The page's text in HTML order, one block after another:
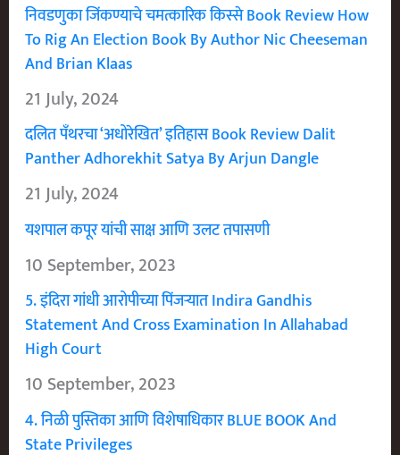
निवडणुका जिंकण्याचे चमत्कारिक किस्से Book Review How
To Rig An Election Book By Author Nic Cheeseman
And Brian Klaas
21 July, 2024
दलित पँथरचा ‘अधोरेखित’ इतिहास Book Review Dalit
Panther Adhorekhit Satya By Arjun Dangle
21 July, 2024
यशपाल कपूर यांची साक्ष आणि उलट तपासणी
10 September, 2023
5. इंदिरा गांधी आरोपीच्या पिंजऱ्यात Indira Gandhis
Statement And Cross Examination In Allahabad
High Court
10 September, 2023
4. निळी पुस्तिका आणि विशेषाधिकार BLUE BOOK And
State Privileges